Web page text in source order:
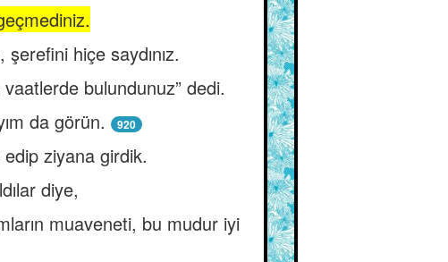
hiçe saydınız.
bulundunuz” dedi.
da görün.
920
ziyana girdik.
diye,
muaveneti, bu mudur iyi